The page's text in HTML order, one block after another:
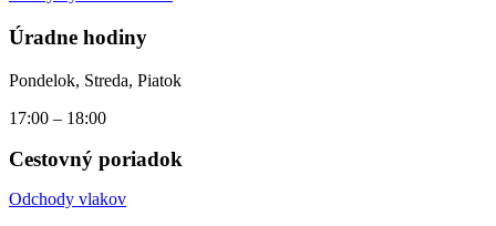
Úradne hodiny
Pondelok, Streda, Piatok
17:00 – 18:00
Cestovný poriadok
Odchody vlakov